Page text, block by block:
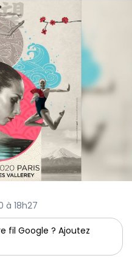
à 18h27
fil Google ? Ajoutez